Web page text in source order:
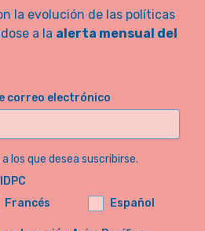
la evolución de las políticas
a la alerta mensual del
correo electrónico
los que desea suscribirse.
Francés Español